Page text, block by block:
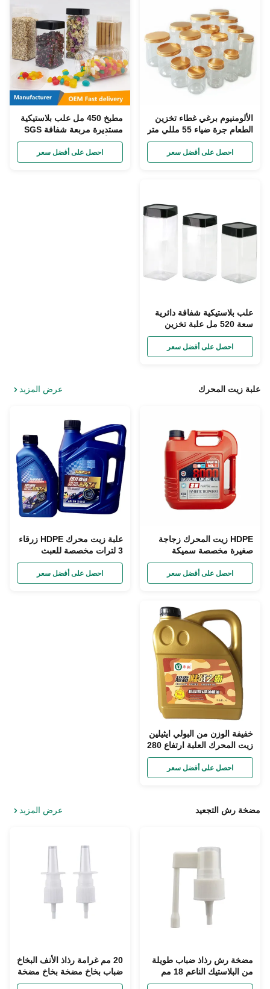
الألومنيوم برغي غطاء تخزين
الطعام جرة ضياء 55 مللي متر
البلاستيك الشفاف الشاي
القهوة علب السكر
احصل على أفضل سعر
مطبخ 450 مل علب بلاستيكية
مستديرة مربعة شفافة SGS
مع رأس لولبي بلاستيكي
احصل على أفضل سعر
علب بلاستيكية شفافة دائرية
سعة 520 مل علبة تخزين
طعام من الراتنج للحيوانات
الأليفةاحصل على أفضل سعر
علبة زيت المحرك عرض المزيد
HDPE زيت المحرك زجاجة
صغيرة مخصصة سميكة
السائل زيت المحرك جرة علبة
احصل على أفضل سعر
علبة زيت محرك HDPE زرقاء
3 لترات مخصصة للعبث
الواضح
احصل على أفضل سعر
خفيفة الوزن من البولي ايثيلين
زيت المحرك العلبة ارتفاع 280
مم زجاجة زيت دراجة نارية
احصل على أفضل سعر
مضخة رش التجعيد عرض المزيد
مضخة رش رذاذ ضباب طويلة
من البلاستيك الناعم 18 مم
للأدوية بخاخ الأنف
20 مم غرامة رذاذ الأنف البخاخ
ضباب بخاخ مضخة بخاخ مضخة
الأنف للأدوية